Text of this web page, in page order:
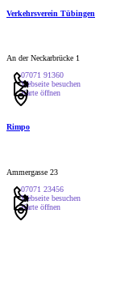
Verkehrsverein Tübingen
An der Neckarbrücke 1
07071 91360
Webseite besuchen
Karte öffnen
Rimpo
Ammergasse 23
07071 23456
Webseite besuchen
Karte öffnen